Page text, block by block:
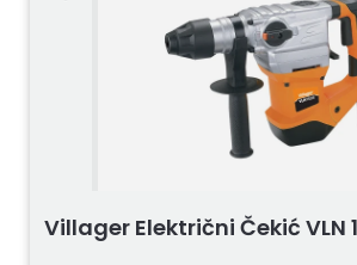
Villager Električni Čekić VLN